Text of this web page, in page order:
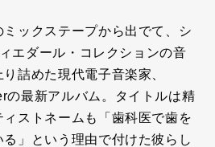
ックステープから出でて、シ
エダール・コレクションの音
詰めた現代電子音楽家、
最新アルバム。タイトルは精
ストネームも「歯科医で歯を
」という理由で付けた彼らし